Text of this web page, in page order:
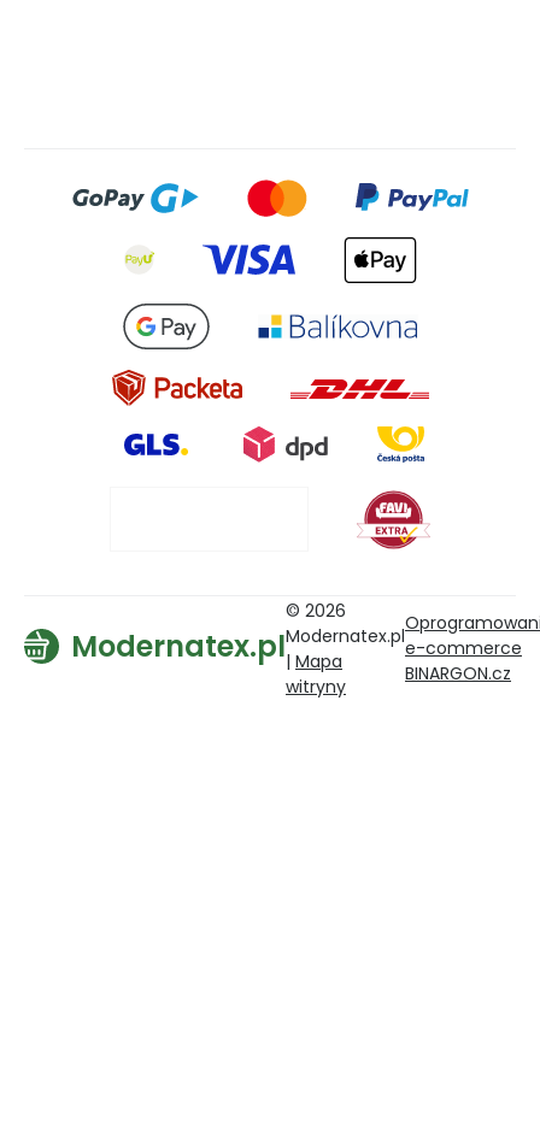
Modernatex.pl
© 2026
Modernatex.pl
| Mapa
witryny
e-commerce
BINARGON.cz